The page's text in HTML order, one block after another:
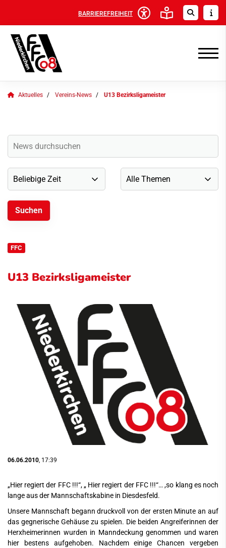
BARRIEREFREIHEIT
Aktuelles Vereins-News U13 Bezirksligameister
FFC
U13 Bezirksligameister
06.06.2010 , 17:39
„Hier regiert der FFC !!!“, „ Hier regiert der FFC !!!“… ,so klang es noch
lange aus der Mannschaftskabine in Diesdesfeld.
Unsere Mannschaft begann druckvoll von der ersten Minute an auf
das gegnerische Gehäuse zu spielen. Die beiden Angreiferinnen der
Herxheimerinnen wurden in Manndeckung genommen und waren
hier bestens aufgehoben. Nachdem einige Chancen vergeben